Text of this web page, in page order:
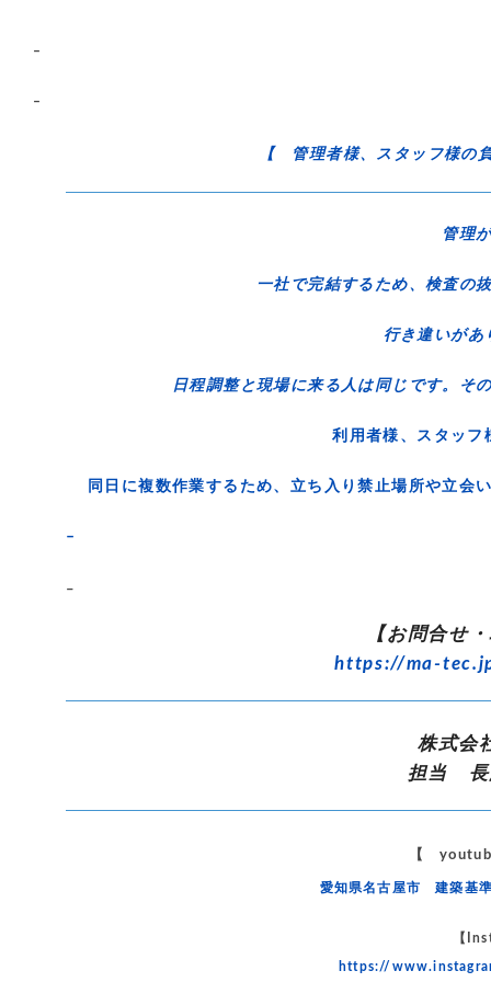
–
–
【 管理者様、スタッフ様の
管理
一社で完結するため、検査の
行き違いが
日程調整と現場に来る人は同じです。そ
利用者様、スタッ
同日に複数作業するため、立ち入り禁止場所や立会
–
–
【お問合せ
https://ma-
株式会
担当 長
【
愛知県名古屋市 建築基
【
https://